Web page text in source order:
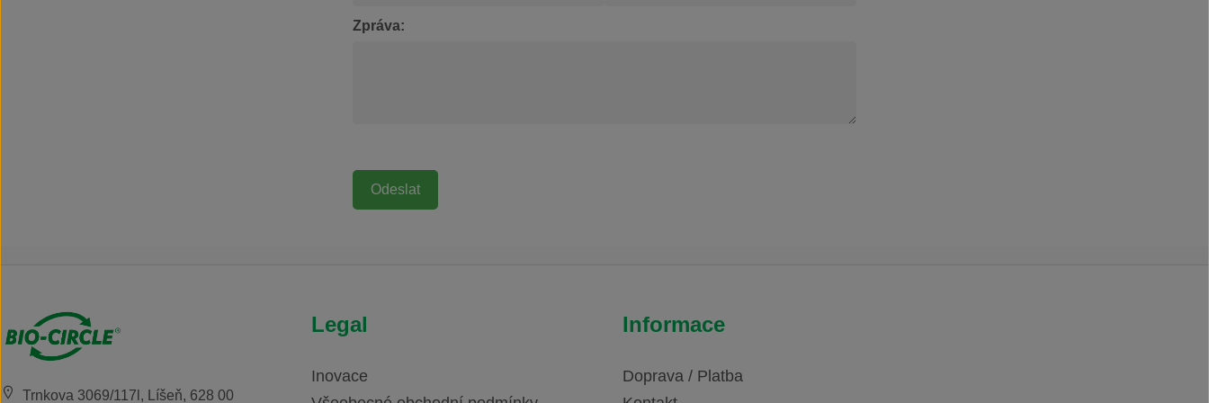
Zpráva:
Trnkova 3069/117l, Líšeň, 628 00
Legal
Inovace
Informace
Doprava / Platba